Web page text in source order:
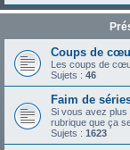
Coups de
Les coups de
Sujets : 46
Faim de
Si vous avez plus
rubrique que ça
Sujets : 1623